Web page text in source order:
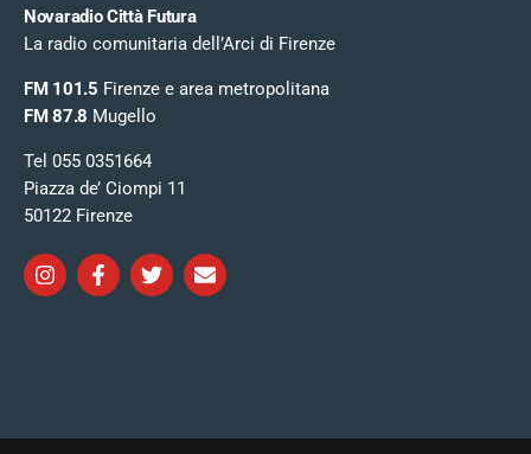
Novaradio Città Futura
La radio comunitaria dell’Arci di Firenze
FM 101.5 Firenze e area metropolitana
FM 87.8 Mugello
Tel 055 0351664
Piazza de’ Ciompi 11
50122 Firenze